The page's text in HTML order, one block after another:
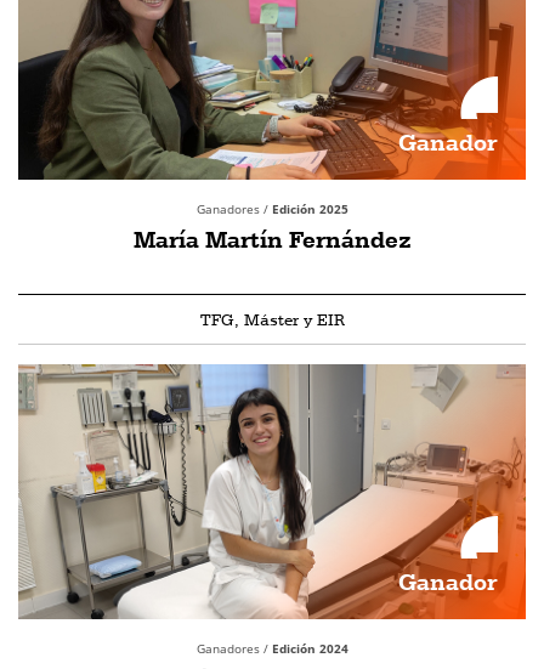
Ganador
Ganadores / Edición 2025
María Martín Fernández
TFG, Máster y EIR
Ganador
Ganadores / Edición 2024